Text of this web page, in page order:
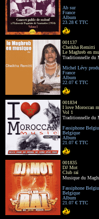
Ab sur
France
Album
23.28 € TTC
001137
Cheikha Remitti
Le Maghreb en
Traditionnelle du
Michel Lévy
France
Album
22.07 € TTC
001834
I love Moroccan
Vol 1
Traditionnelle du
Fassiphone
Belgique
Album
21.07 € TTC
001835
DJ Mot
Club raï
Musique du
Fassiphone
Belgique
Album
21.07 € TTC